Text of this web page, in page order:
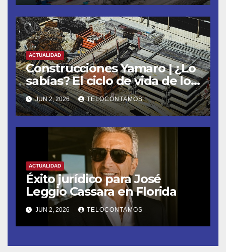
ACTUALIDAD
Construcciones Yamaro | ¿Lo
sabías? El ciclo de vida de los
materiales de construcción
revoluciona eficiencia en
proyectos modernos
JUN 2, 2026 TELOCONTAMOS
ACTUALIDAD
Éxito jurídico para José
Leggio Cassara en Florida
JUN 2, 2026 TELOCONTAMOS